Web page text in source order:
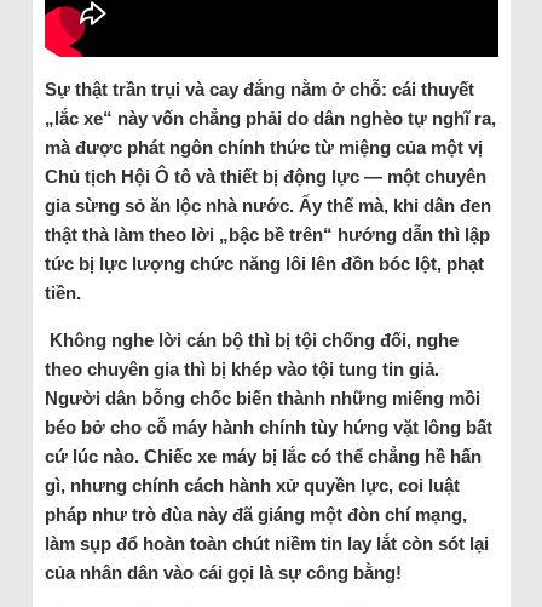
Sự thật trần trụi và cay đắng nằm ở chỗ: cái thuyết
„lắc xe“ này vốn chẳng phải do dân nghèo tự nghĩ ra,
mà được phát ngôn chính thức từ miệng của một vị
Chủ tịch Hội Ô tô và thiết bị động lực — một chuyên
gia sừng sỏ ăn lộc nhà nước. Ấy thế mà, khi dân đen
thật thà làm theo lời „bậc bề trên“ hướng dẫn thì lập
tức bị lực lượng chức năng lôi lên đồn bóc lột, phạt
tiền.
Không nghe lời cán bộ thì bị tội chống đối, nghe
theo chuyên gia thì bị khép vào tội tung tin giả.
Người dân bỗng chốc biến thành những miếng mồi
béo bở cho cỗ máy hành chính tùy hứng vặt lông bất
cứ lúc nào. Chiếc xe máy bị lắc có thể chẳng hề hấn
gì, nhưng chính cách hành xử quyền lực, coi luật
pháp như trò đùa này đã giáng một đòn chí mạng,
làm sụp đổ hoàn toàn chút niềm tin lay lắt còn sót lại
của nhân dân vào cái gọi là sự công bằng!